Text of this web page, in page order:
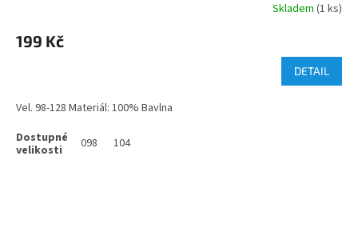
Skladem (1 ks)
199 Kč
DETAIL
Vel. 98-128 Materiál: 100% Bavlna
098 104